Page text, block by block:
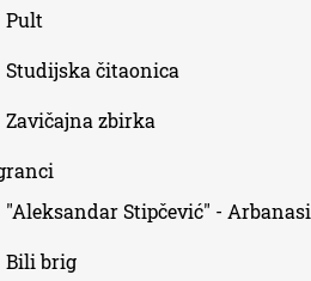
Pult
Studijska čitaonica
Zavičajna zbirka
"Aleksandar Stipčević" - Arbanasi
Bili brig